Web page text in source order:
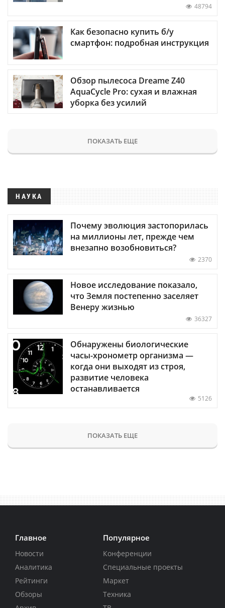
48794
Как безопасно купить б/у
смартфон: подробная инструкция
Обзор пылесоса Dreame Z40
AquaCycle Pro: сухая и влажная
уборка без усилий
ПОКАЗАТЬ ЕЩЕ
НАУКА
Почему эволюция застопорилась
на миллионы лет, прежде чем
внезапно возобновиться?
2370
Новое исследование показало,
что Земля постепенно заселяет
Венеру жизнью
36327
Обнаружены биологические
часы-хронометр организма —
когда они выходят из строя,
развитие человека
останавливается
5126
ПОКАЗАТЬ ЕЩЕ
Главное
Новости
Аналитика
Рейтинги
Обзоры
Популярное
Конференции
Специальные проекты
Маркет
Техника